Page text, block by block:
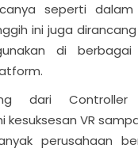
seperti
ini juga
di berbagai
dari
kesuksesan VR
perusahaan